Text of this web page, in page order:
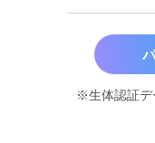
※生体認証デ